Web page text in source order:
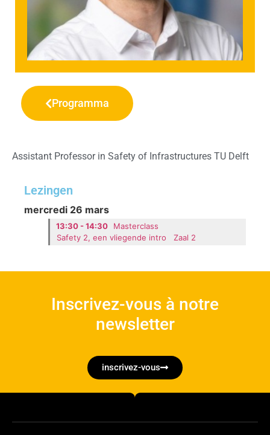
Programma
Assistant Professor in Safety of Infrastructures TU Delft
Lezingen
mercredi 26 mars
13:30 - 14:30
Masterclass
Safety 2, een vliegende intro
Zaal 2
Inscrivez-vous à notre
newsletter
inscrivez-vous